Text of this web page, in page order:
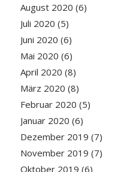
August 2020 (6)
Juli 2020 (5)
Juni 2020 (6)
Mai 2020 (6)
April 2020 (8)
März 2020 (8)
Februar 2020 (5)
Januar 2020 (6)
Dezember 2019 (7)
November 2019 (7)
Oktober 2019 (6)